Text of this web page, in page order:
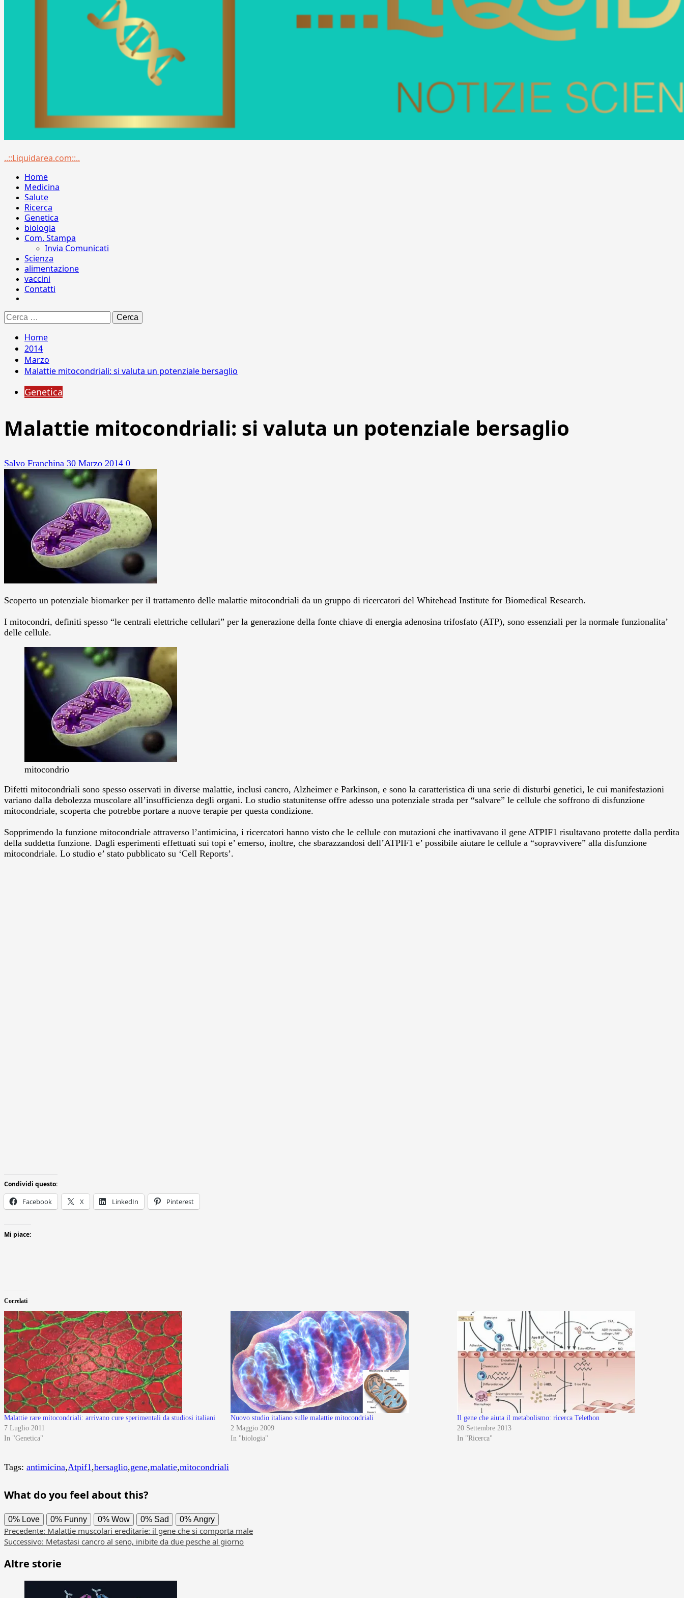
Menu
..::Liquidarea.com::..
Home
Medicina
Salute
Ricerca
Genetica
biologia
Com. Stampa
Invia Comunicati
Scienza
alimentazione
vaccini
Contatti
Ricerca
per:
Home
2014
Marzo
Malattie mitocondriali: si valuta un potenziale bersaglio
Genetica
Malattie mitocondriali: si valuta un potenziale bersaglio
Salvo Franchina 30 Marzo 2014 0
Scoperto un potenziale biomarker per il trattamento delle malattie mitocondriali da un gruppo di ricercatori del Whitehead Institute for Biomedical Research.
I mitocondri, definiti spesso “le centrali elettriche cellulari” per la generazione della fonte chiave di energia adenosina trifosfato (ATP), sono essenziali per la normale funzionalita’
delle cellule.
mitocondrio
Difetti mitocondriali sono spesso osservati in diverse malattie, inclusi cancro, Alzheimer e Parkinson, e sono la caratteristica di una serie di disturbi genetici, le cui manifestazioni
variano dalla debolezza muscolare all’insufficienza degli organi. Lo studio statunitense offre adesso una potenziale strada per “salvare” le cellule che soffrono di disfunzione
mitocondriale, scoperta che potrebbe portare a nuove terapie per questa condizione.
Sopprimendo la funzione mitocondriale attraverso l’antimicina, i ricercatori hanno visto che le cellule con mutazioni che inattivavano il gene ATPIF1 risultavano protette dalla perdita
della suddetta funzione. Dagli esperimenti effettuati sui topi e’ emerso, inoltre, che sbarazzandosi dell’ATPIF1 e’ possibile aiutare le cellule a “sopravvivere” alla disfunzione
mitocondriale. Lo studio e’ stato pubblicato su ‘Cell Reports’.
Condividi questo:
Facebook X LinkedIn Pinterest
Mi piace:
Correlati
Malattie rare mitocondriali: arrivano cure sperimentali da studiosi italiani
7 Luglio 2011
In "Genetica"
Nuovo studio italiano sulle malattie mitocondriali
2 Maggio 2009
In "biologia"
Il gene che aiuta il metabolismo: ricerca Telethon
20 Settembre 2013
In "Ricerca"
Tags: antimicina,Atpif1,bersaglio,gene,malatie,mitocondriali
What do you feel about this?
0% Love 0% Funny 0% Wow 0% Sad 0% Angry
Navigazione
articolo
Precedente: Malattie muscolari ereditarie: il gene che si comporta male
Successivo: Metastasi cancro al seno, inibite da due pesche al giorno
Altre storie